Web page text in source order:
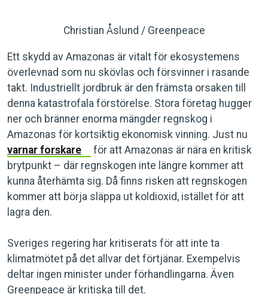
Christian Åslund / Greenpeace
Ett skydd av Amazonas är vitalt för ekosystemens
överlevnad som nu skövlas och försvinner i rasande
takt. Industriellt jordbruk är den främsta orsaken till
denna katastrofala förstörelse. Stora företag hugger
ner och bränner enorma mängder regnskog i
Amazonas för kortsiktig ekonomisk vinning. Just nu
varnar forskare
för att Amazonas är nära en kritisk
brytpunkt – där regnskogen inte längre kommer att
kunna återhämta sig. Då finns risken att regnskogen
kommer att börja släppa ut koldioxid, istället för att
lagra den.
Sveriges regering har kritiserats för att inte ta
klimatmötet på det allvar det förtjänar. Exempelvis
deltar ingen minister under förhandlingarna. Även
Greenpeace är kritiska till det.